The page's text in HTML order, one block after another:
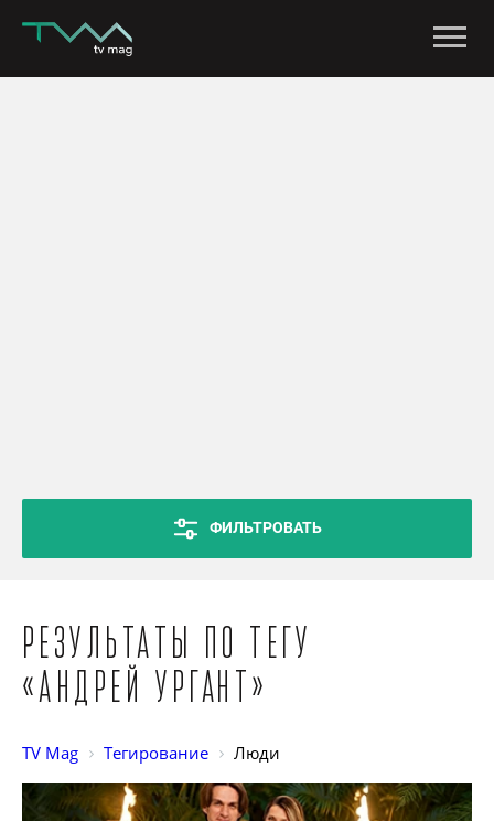
ФИЛЬТРОВАТЬ
Результаты по тегу
«Андрей Ургант»
TV Mag Тегирование Люди